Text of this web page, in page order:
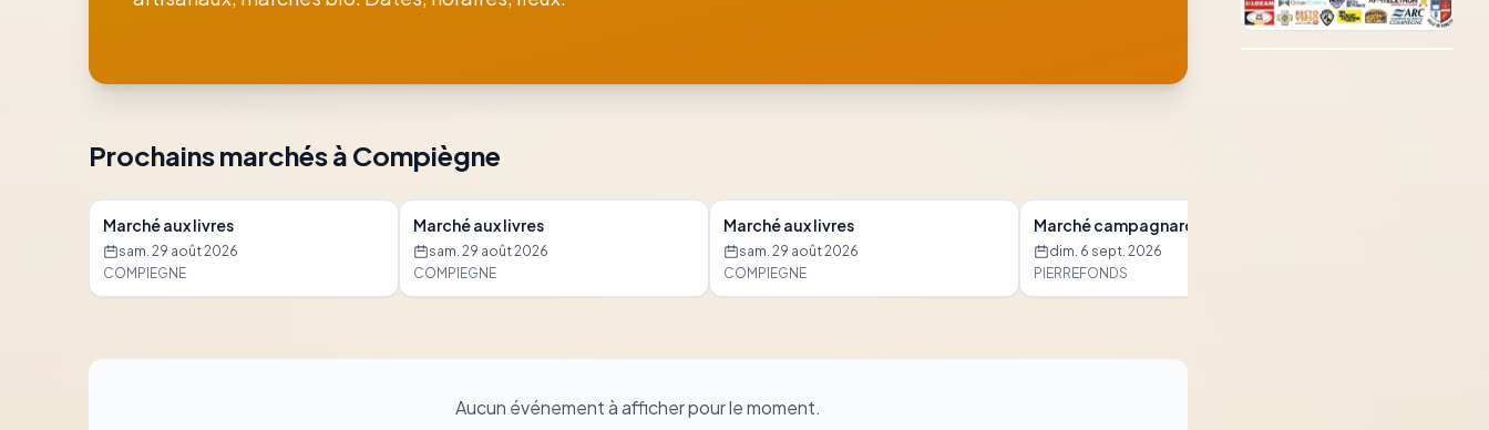
Prochains marchés à Compiègne
Marché aux livres
sam. 29 août 2026
COMPIEGNE
Marché aux livres
sam. 29 août 2026
COMPIEGNE
Marché aux livres
sam. 29 août 2026
COMPIEGNE
Marché campagnard
dim. 6 sept. 2026
PIERREFONDS
Aucun événement à afficher pour le moment.
magazine en ligne
Août2026